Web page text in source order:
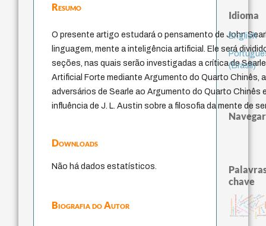
Resumo
O presente artigo estudará o pensamento de John
linguagem, mente a inteligência artificial. Ele será
seções, nas quais serão investigadas a crítica de
Artificial Forte mediante Argumento do Quarto Chinês,
adversários de Searle ao Argumento do Quarto Chinês
influência de J. L. Austin sobre a filosofia da mente de
Downloads
Não há dados estatísticos.
Biografia do Autor
Idioma
English
(Brasil)
Navegar
chave
fundamentalismojacobi
protágoras
experiência temporal metafísica do tempo
género
idade intolerância
homem-medida
filosofias indígenas
j.c.m. neto
palavra
perdón
leyes
logos
lei
desejo
sacrifício
bataille
external relations mind
therapy